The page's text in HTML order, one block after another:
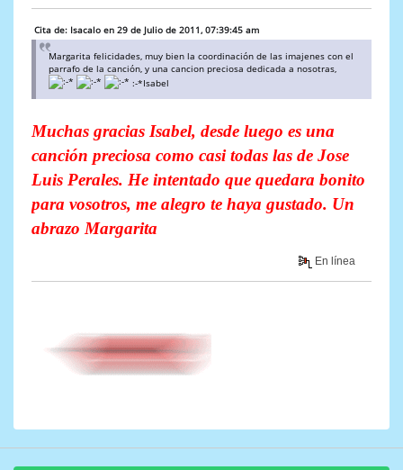
Cita de: Isacalo en 29 de Julio de 2011, 07:39:45 am
Margarita felicidades, muy bien la coordinación de las imajenes con el
parrafo de la canción, y una cancion preciosa dedicada a nosotras,
:-*Isabel
Muchas gracias Isabel, desde luego es una
canción preciosa como casi todas las de Jose
Luis Perales. He intentado que quedara bonito
para vosotros, me alegro te haya gustado. Un
abrazo Margarita
En línea